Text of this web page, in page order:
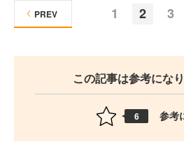
1 2 3
PREV
この記事は参考にな
6 参考